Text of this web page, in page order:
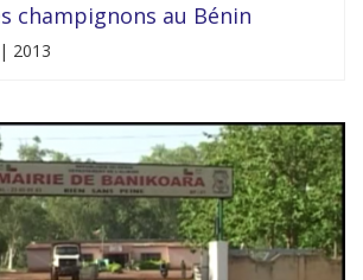
champignons au Bénin
2013